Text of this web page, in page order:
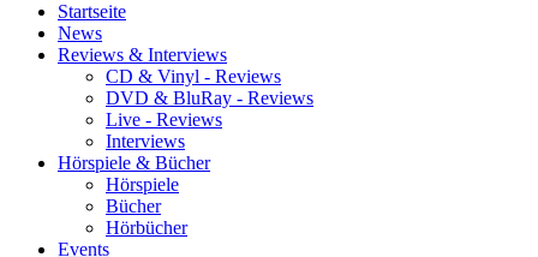
Startseite
News
Reviews & Interviews
CD & Vinyl - Reviews
DVD & BluRay - Reviews
Live - Reviews
Interviews
Hörspiele & Bücher
Hörspiele
Bücher
Hörbücher
Events